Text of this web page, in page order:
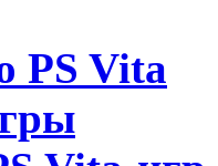
PS Vita